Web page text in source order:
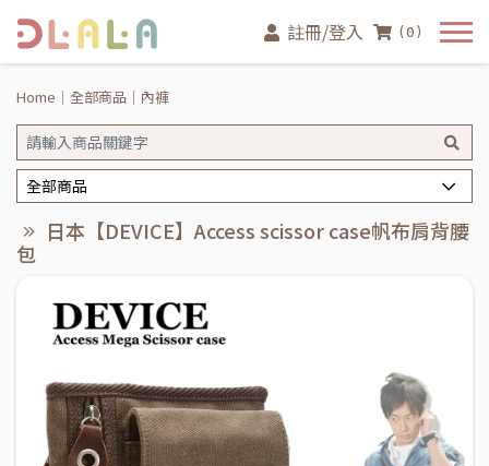
註冊/登入 (0)
Home 全部商品 內褲
全部商品
日本【DEVICE】Access scissor case帆布肩背腰
包